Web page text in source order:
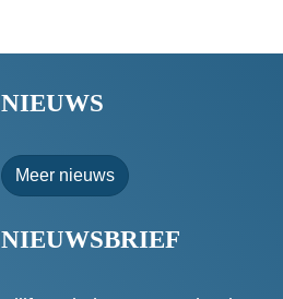
NIEUWS
Meer nieuws
NIEUWSBRIEF